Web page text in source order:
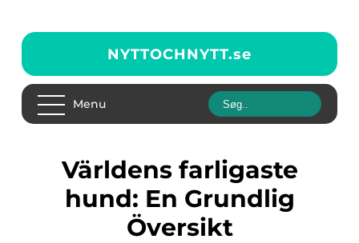
NYTTOCHNYTT.se
Menu
Världens farligaste
hund: En Grundlig
Översikt